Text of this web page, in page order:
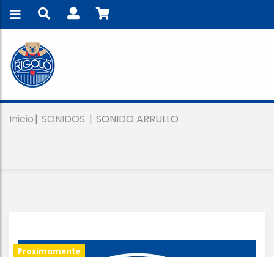
Inicio SONIDOS SONIDO ARRULLO
Proximamente